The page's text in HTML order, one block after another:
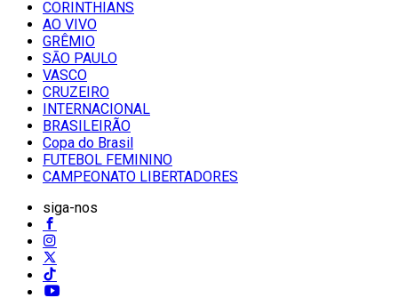
CORINTHIANS
AO VIVO
GRÊMIO
SĀO PAULO
VASCO
CRUZEIRO
INTERNACIONAL
BRASILEIRÃO
Copa do Brasil
FUTEBOL FEMININO
CAMPEONATO LIBERTADORES
siga-nos